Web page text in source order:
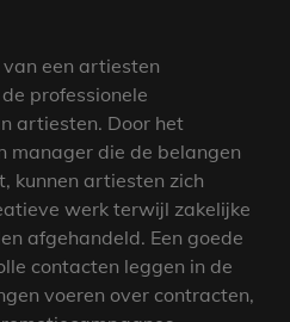
een artiesten
professionele
artiesten. Door het
manager die de belangen
kunnen artiesten zich
werk terwijl zakelijke
afgehandeld. Een goede
contacten leggen in de
voeren over contracten,